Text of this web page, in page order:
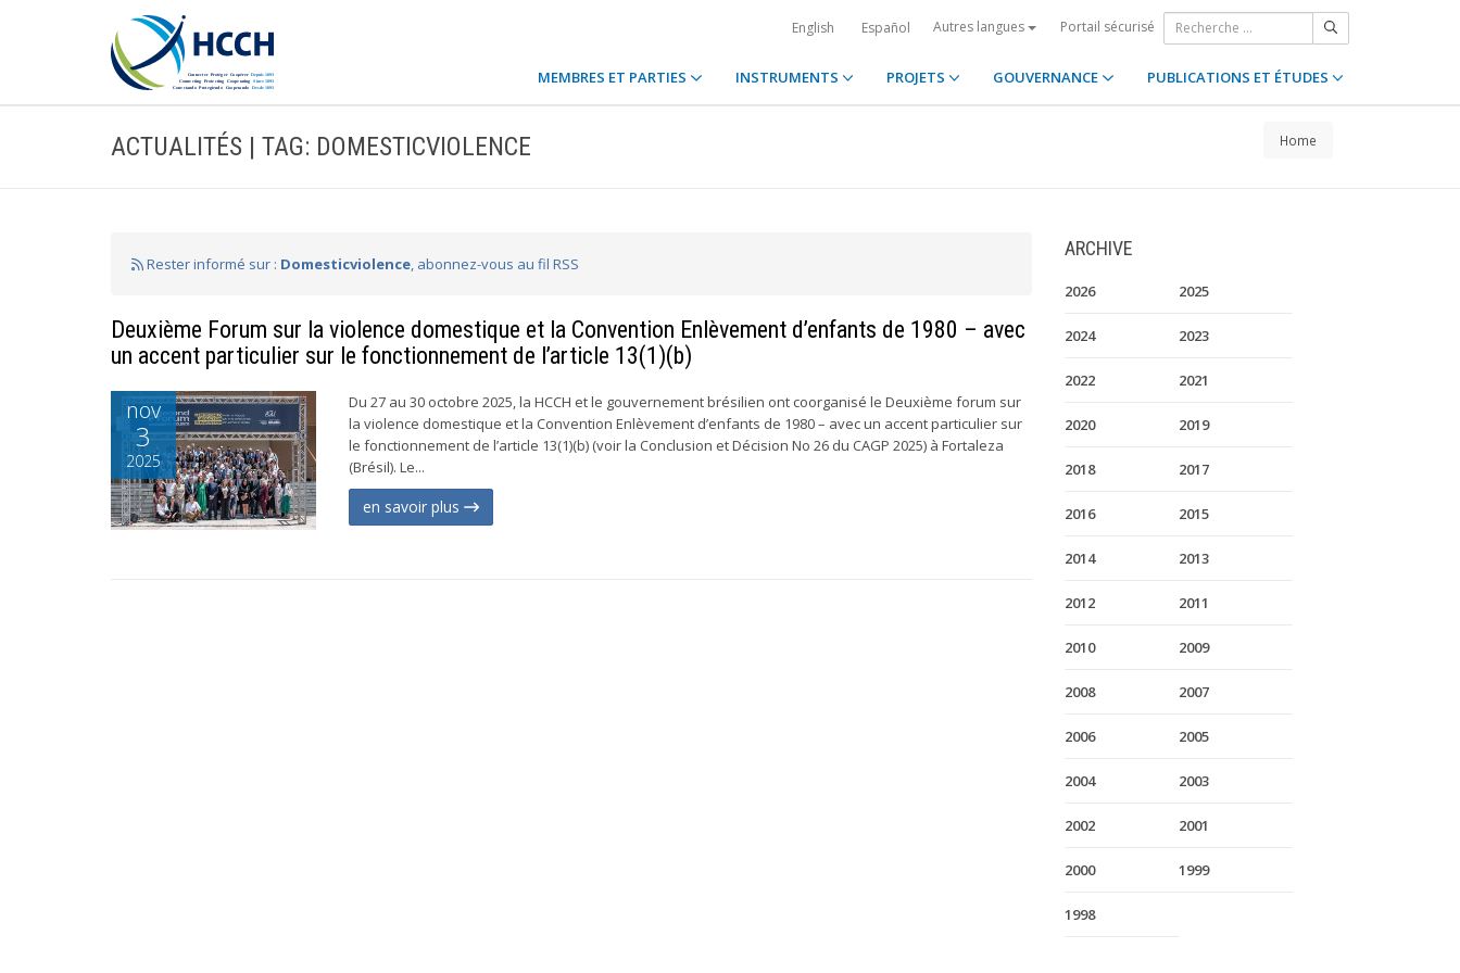
English Español Autres langues Portail sécurisé
MEMBRES ET PARTIES INSTRUMENTS PROJETS GOUVERNANCE PUBLICATIONS ET ÉTUDES
ACTUALITÉS | TAG: DOMESTICVIOLENCE Home
Rester informé sur : Domesticviolence, abonnez-vous au fil RSS
Deuxième Forum sur la violence domestique et la Convention Enlèvement d’enfants de 1980 – avec
un accent particulier sur le fonctionnement de l’article 13(1)(b)
nov
3
2025
Du 27 au 30 octobre 2025, la HCCH et le gouvernement brésilien ont coorganisé le Deuxième forum sur
la violence domestique et la Convention Enlèvement d’enfants de 1980 – avec un accent particulier sur
le fonctionnement de l’article 13(1)(b) (voir la Conclusion et Décision No 26 du CAGP 2025) à Fortaleza
(Brésil). Le...
en savoir plus
ARCHIVE
2026 2025
2024 2023
2022 2021
2020 2019
2018 2017
2016 2015
2014 2013
2012 2011
2010 2009
2008 2007
2006 2005
2004 2003
2002 2001
2000 1999
1998